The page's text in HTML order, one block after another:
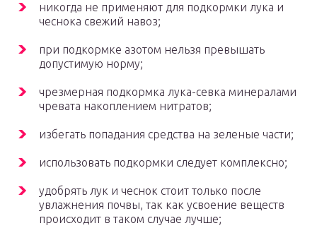
никогда не применяют для подкормки лука и
чеснока свежий навоз;
при подкормке азотом нельзя превышать
допустимую норму;
чрезмерная подкормка лука-севка минералами
чревата накоплением нитратов;
избегать попадания средства на зеленые части;
использовать подкормки следует комплексно;
удобрять лук и чеснок стоит только после
увлажнения почвы, так как усвоение веществ
происходит в таком случае лучше;